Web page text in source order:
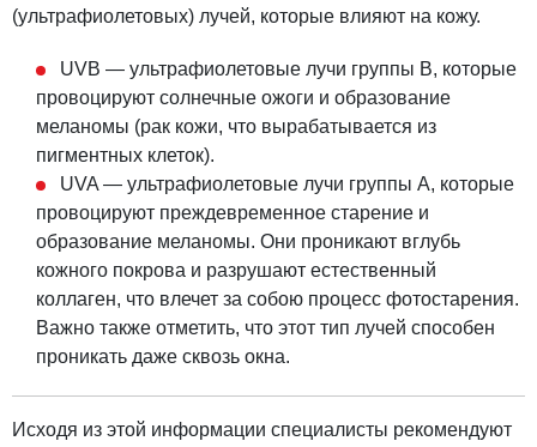
(ультрафиолетовых) лучей, которые влияют на кожу.
UVB — ультрафиолетовые лучи группы В, которые
провоцируют солнечные ожоги и образование
меланомы (рак кожи, что вырабатывается из
пигментных клеток).
UVA — ультрафиолетовые лучи группы А, которые
провоцируют преждевременное старение и
образование меланомы. Они проникают вглубь
кожного покрова и разрушают естественный
коллаген, что влечет за собою процесс фотостарения.
Важно также отметить, что этот тип лучей способен
проникать даже сквозь окна.
Исходя из этой информации специалисты рекомендуют